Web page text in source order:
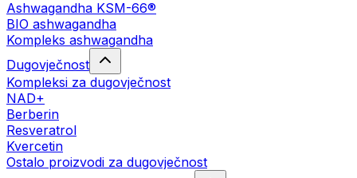
Ashwagandha KSM-66®
BIO ashwagandha
Kompleks ashwagandha
Dugovječnost
Kompleksi za dugovječnost
NAD+
Berberin
Resveratrol
Kvercetin
Ostalo proizvodi za dugovječnost